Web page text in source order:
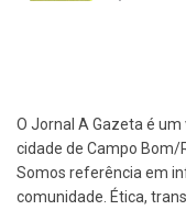
O Jornal A Gazeta é
cidade de Campo Bom/
Somos referência em
comunidade. Ética,